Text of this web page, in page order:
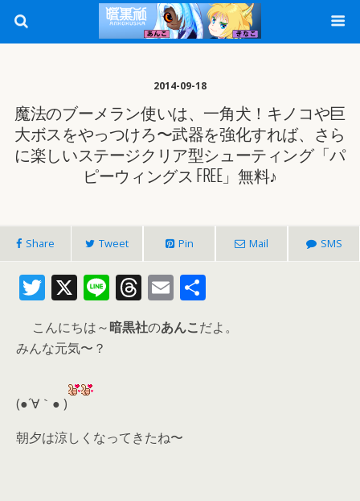
2014-09-18
魔法のブーメラン使いは、一角犬！キノコや巨
大ボスをやっつけろ〜武器を強化すれば、さら
に楽しいステージクリア型シューティング「パ
ピーウィングス FREE」無料♪
Share Tweet Pin Mail SMS
T
w
itt
er
X Li
n
e
T
h
re
E
m
ai
有
こんにちは～暗黒社のあんこだよ。
みんな元気〜？
(●´∀｀● )
朝夕は涼しくなってきたね〜